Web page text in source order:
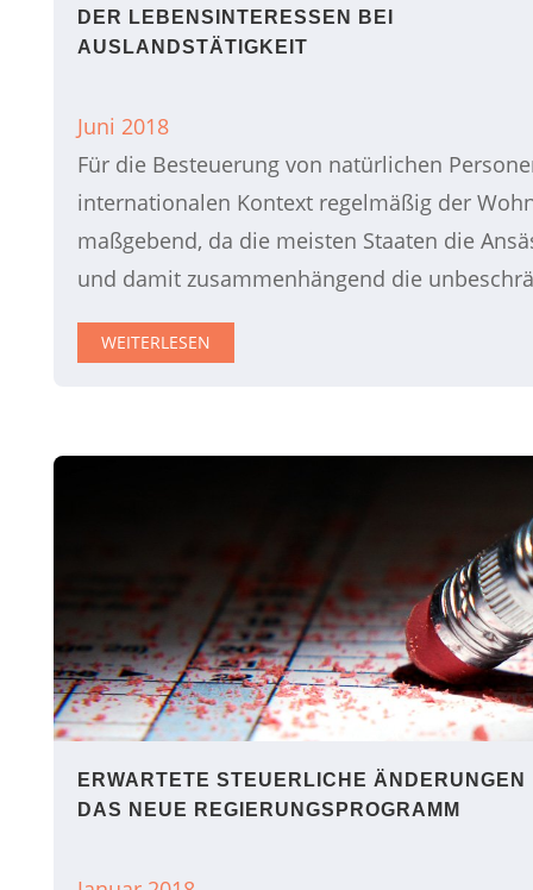
DER LEBENSINTERESSEN BEI
AUSLANDSTÄTIGKEIT
Juni 2018
Für die Besteuerung von natürlichen
internationalen Kontext regelmäßig der
maßgebend, da die meisten Staaten die
und damit zusammenhängend die
WEITERLESEN
ERWARTETE STEUERLICHE ÄNDERUNGEN
DAS NEUE REGIERUNGSPROGRAMM